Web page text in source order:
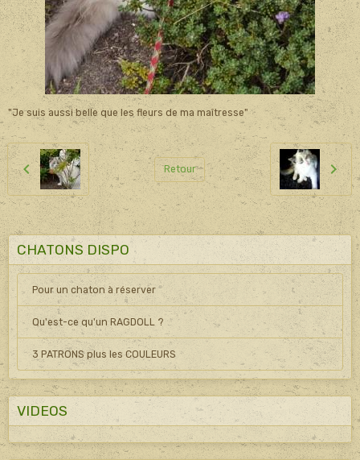
"Je suis aussi belle que les fleurs de ma maîtresse"
Retour
CHATONS DISPO
Pour un chaton à réserver
Qu'est-ce qu'un RAGDOLL ?
3 PATRONS plus les COULEURS
VIDEOS